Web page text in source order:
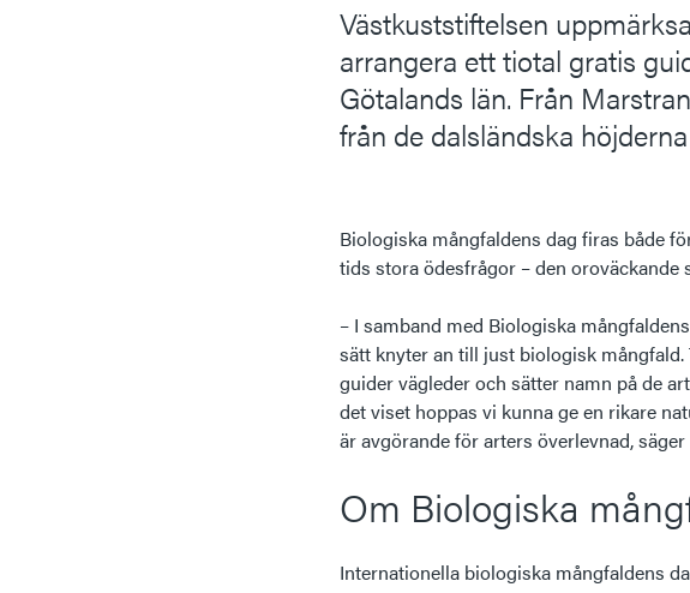
Västkuststiftelsen
arrangera ett tiotal gratis
Götalands län. Från
från de dalsländska
Biologiska mångfaldens dag firas både
tids stora ödesfrågor – den
– I samband med Biologiska
sätt knyter an till just biologisk
guider vägleder och sätter namn på de
det viset hoppas vi kunna ge en rikare
är avgörande för arters överlevnad,
Om Biologiska
Internationella biologiska mångfaldens